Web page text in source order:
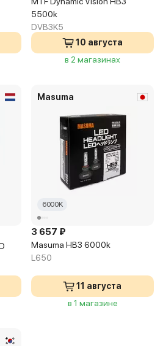
5500k
DVB3K5
10 августа
в 2 магазинах
Masuma
6000K
3 657 ₽
Masuma HB3 6000k
L650
11 августа
в 1 магазине